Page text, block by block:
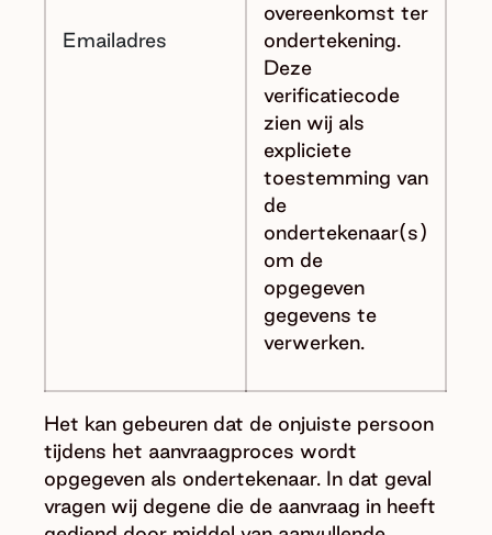
Emailadres
overeenkomst ter
ondertekening.
Deze
verificatiecode
zien wij als
expliciete
toestemming van
de
ondertekenaar(s)
om de
opgegeven
gegevens te
verwerken.
Het kan gebeuren dat de onjuiste persoon
tijdens het aanvraagproces wordt
opgegeven als ondertekenaar. In dat geval
vragen wij degene die de aanvraag in heeft